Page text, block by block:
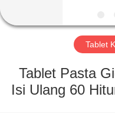
TENTANG
KAMI
TUR
PABRIK
Tablet
Tablet Pasta
Isi Ulang 60